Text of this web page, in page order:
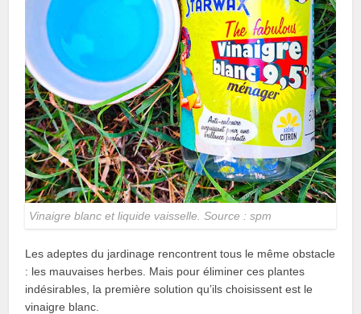
Vinaigre blanc et liquide vaisselle. Source : spm
Les adeptes du jardinage rencontrent tous le même obstacle
: les mauvaises herbes. Mais pour éliminer ces plantes
indésirables, la première solution qu’ils choisissent est le
vinaigre blanc.